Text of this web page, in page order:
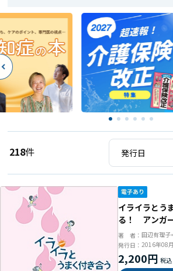
218件
イライラとう
る！ アンガ
著 者： 田辺有理子
発行日： 2016年08
2,200円